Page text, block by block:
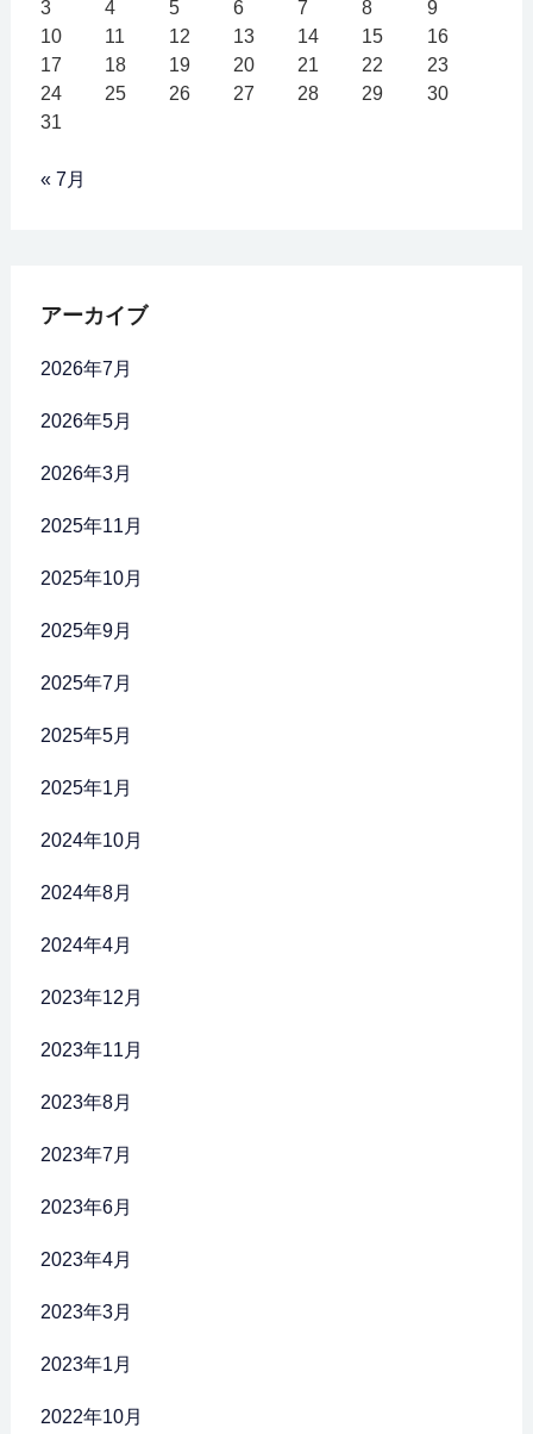
3 4 5 6 7 8
9
10
11 12 13 14 15
16
17
18 19 20 21 22
23
24
25 26 27 28 29
30
31
« 7月
アーカイブ
2026年7月
2026年5月
2026年3月
2025年11月
2025年10月
2025年9月
2025年7月
2025年5月
2025年1月
2024年10月
2024年8月
2024年4月
2023年12月
2023年11月
2023年8月
2023年7月
2023年6月
2023年4月
2023年3月
2023年1月
2022年10月